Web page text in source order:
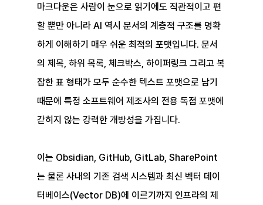
마크다운은 사람이 눈으로 읽기에도 직관적이고 편
할 뿐만 아니라 AI 역시 문서의 계층적 구조를 명확
하게 이해하기 매우 쉬운 최적의 포맷입니다. 문서
의 제목, 하위 목록, 체크박스, 하이퍼링크 그리고 복
잡한 표 형태가 모두 순수한 텍스트 포맷으로 남기
때문에 특정 소프트웨어 제조사의 전용 독점 포맷에
갇히지 않는 강력한 개방성을 가집니다.
이는 Obsidian, GitHub, GitLab, SharePoint
는 물론 사내의 기존 검색 시스템과 최신 벡터 데이
터베이스(Vector DB)에 이르기까지 인프라의 제